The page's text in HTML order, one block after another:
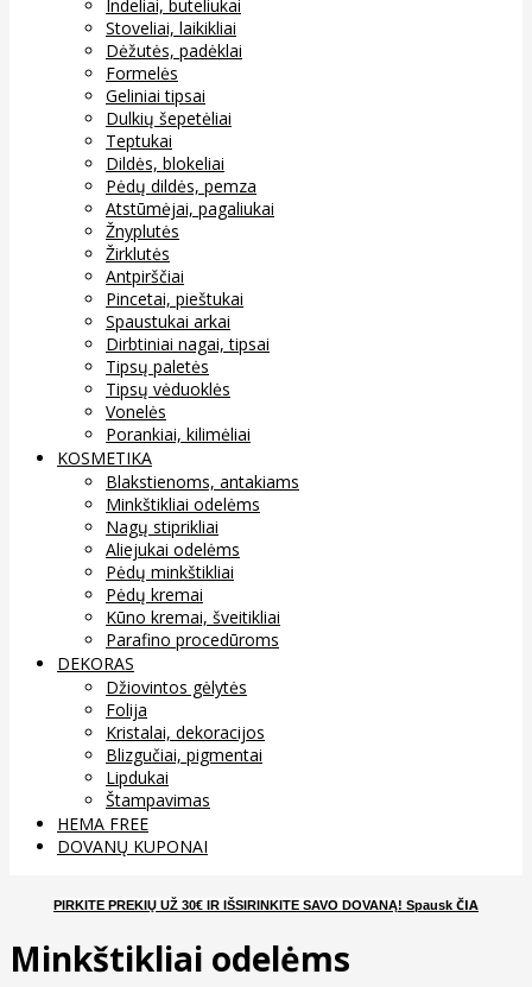
Indeliai, buteliukai
Stoveliai, laikikliai
Dėžutės, padėklai
Formelės
Geliniai tipsai
Dulkių šepetėliai
Teptukai
Dildės, blokeliai
Pėdų dildės, pemza
Atstūmėjai, pagaliukai
Žnyplutės
Žirklutės
Antpirščiai
Pincetai, pieštukai
Spaustukai arkai
Dirbtiniai nagai, tipsai
Tipsų paletės
Tipsų vėduoklės
Vonelės
Porankiai, kilimėliai
KOSMETIKA
Blakstienoms, antakiams
Minkštikliai odelėms
Nagų stiprikliai
Aliejukai odelėms
Pėdų minkštikliai
Pėdų kremai
Kūno kremai, šveitikliai
Parafino procedūroms
DEKORAS
Džiovintos gėlytės
Folija
Kristalai, dekoracijos
Blizgučiai, pigmentai
Lipdukai
Štampavimas
HEMA FREE
DOVANŲ KUPONAI
PIRKITE PREKIŲ UŽ 30€ IR IŠSIRINKITE SAVO DOVANĄ! Spausk ČIA
Minkštikliai odelėms